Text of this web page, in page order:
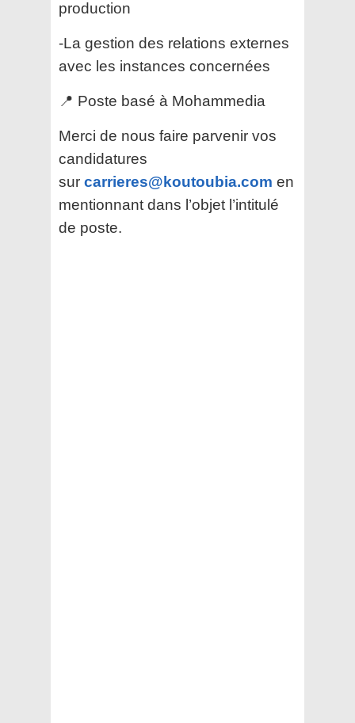
production
-La gestion des relations externes
avec les instances concernées
📍 Poste basé à Mohammedia
Merci de nous faire parvenir vos
candidatures
sur carrieres@koutoubia.com en
mentionnant dans l’objet l’intitulé
de poste.